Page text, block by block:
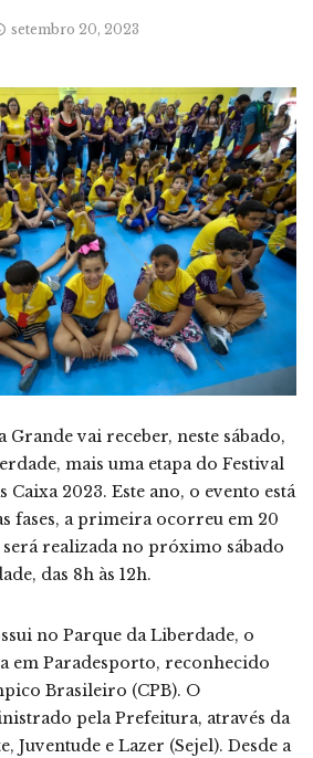
setembro 20, 2023
Grande vai receber, neste sábado,
mais uma etapa do Festival
2023. Este ano, o evento está
fases, a primeira ocorreu em 20
será realizada no próximo sábado
das 8h às 12h.
no Parque da Liberdade, o
em Paradesporto, reconhecido
Brasileiro (CPB). O
pela Prefeitura, através da
Juventude e Lazer (Sejel). Desde a